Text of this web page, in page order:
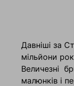
Давніші за
мільйони
Величезні
малюнків і